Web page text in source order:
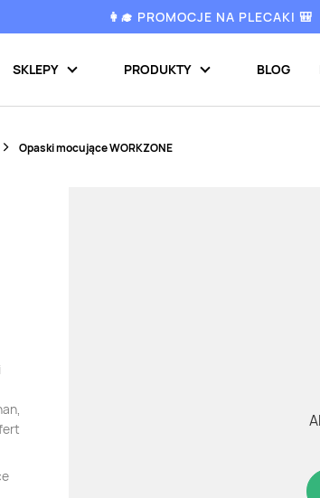
👩‍🎓 PROMOCJE NA PLECAKI 🎒
SKLEPY PRODUKTY BLOG
Opaski mocujące WORKZONE